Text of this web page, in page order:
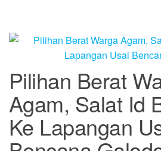
Pilihan Berat
Agam, Salat Id
Ke Lapangan